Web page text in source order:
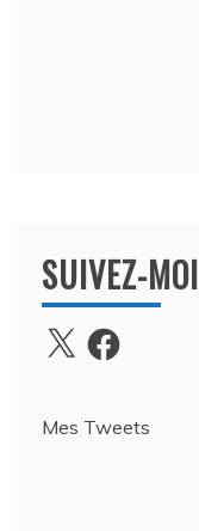
SUIVEZ-MOI
X Facebook
Mes Tweets